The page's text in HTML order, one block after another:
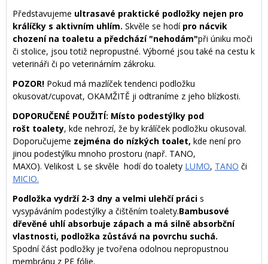
Představujeme ultrasavé praktické podložky nejen pro
králíčky s aktivním uhlím. Skvěle se hodí pro nácvik
chození na toaletu a předchází "nehodám"při úniku moči
či stolice, jsou totiž nepropustné. Výborné jsou také na cestu k
veterináři či po veterinárním zákroku.
POZOR! Pokud má mazlíček tendenci podložku
okusovat/cupovat, OKAMŽITĚ ji odtraníme z jeho blízkosti.
DOPORUČENÉ POUŽITÍ: Místo podestýlky pod
rošt toalety, kde nehrozí, že by králíček podložku okusoval.
Doporučujeme zejména do nízkých toalet, kde není pro
jinou podestýlku mnoho prostoru (např. TANO,
MAXO). Velikost L se skvěle hodí do toalety LUMO, TANO či
MICIO.
Podložka vydrží 2-3 dny a velmi ulehčí práci s
vysypáváním podestýlky a čištěním toalety.Bambusové
dřevěné uhlí absorbuje zápach a má silně absorbční
vlastnosti, podložka zůstává na povrchu suchá.
Spodní část podložky je tvořena odolnou nepropustnou
membránu z PE fólie.